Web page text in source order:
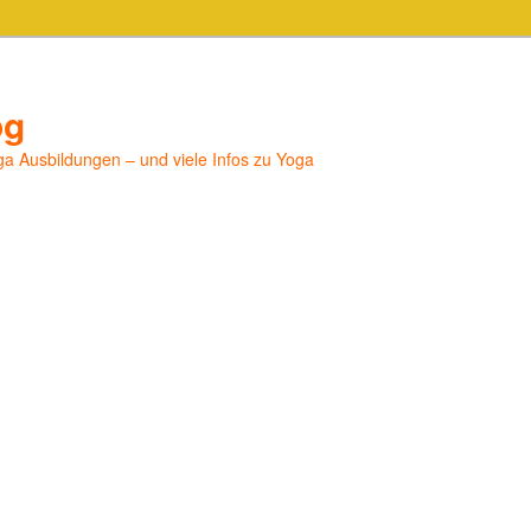
Ausbildungen – und viele Infos zu Yoga